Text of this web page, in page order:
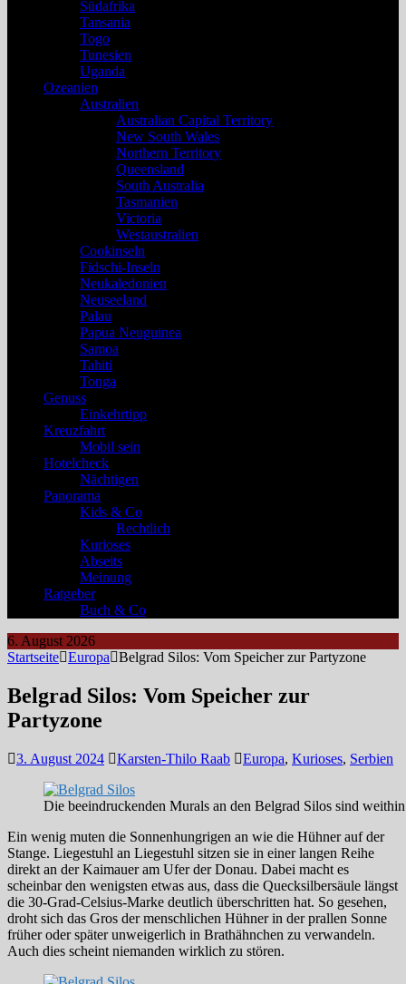
Südafrika
Tansania
Togo
Tunesien
Uganda
Ozeanien
Australien
Australian Capital Territory
New South Wales
Northern Territory
Queensland
South Australia
Tasmanien
Victoria
Westaustralien
Cookinseln
Fidschi-Inseln
Neukaledonien
Neuseeland
Palau
Papua Neuguinea
Samoa
Tahiti
Tonga
Genuss
Einkehrtipp
Kreuzfahrt
Mobil sein
Hotelcheck
Nächtigen
Panorama
Kids & Co
Rechtlich
Kurioses
Abseits
Meinung
Ratgeber
Buch & Co
6. August 2026
Startseite Europa Belgrad Silos: Vom Speicher zur Partyzone
Belgrad Silos: Vom Speicher zur
Partyzone
3. August 2024 Karsten-Thilo Raab Europa, Kurioses, Serbien
Die beeindruckenden Murals an den Belgrad Silos sind
Ein wenig muten die Sonnenhungrigen an wie die Hühner auf der
Stange. Liegestuhl an Liegestuhl sitzen sie in einer langen Reihe
direkt an der Kaimauer am Ufer der Donau. Dabei macht es
scheinbar den wenigsten etwas aus, dass die Quecksilbersäule längst
die 30-Grad-Celsius-Marke deutlich überschritten hat. So gesehen,
droht sich das Gros der menschlichen Hühner in der prallen Sonne
früher oder später unweigerlich in Brathähnchen zu verwandeln.
Auch dies scheint niemanden wirklich zu stören.